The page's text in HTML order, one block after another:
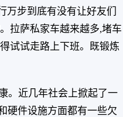
万步到底有没有让好友们
拉萨私家车越来越多,堵车
试试走路上下班。既锻炼
。近几年社会上掀起了一
硬件设施方面都有一些欠